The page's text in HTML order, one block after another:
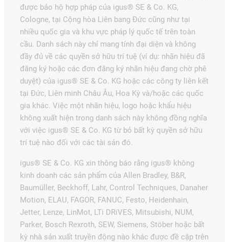
được bảo hộ hợp pháp của igus® SE & Co. KG,
Cologne, tại Cộng hòa Liên bang Đức cũng như tại
nhiều quốc gia và khu vực pháp lý quốc tế trên toàn
cầu. Danh sách này chỉ mang tính đại diện và không
đầy đủ về các quyền sở hữu trí tuệ (ví dụ: nhãn hiệu đã
đăng ký hoặc các đơn đăng ký nhãn hiệu đang chờ phê
duyệt) của igus® SE & Co. KG hoặc các công ty liên kết
tại Đức, Liên minh Châu Âu, Hoa Kỳ và/hoặc các quốc
gia khác. Việc một nhãn hiệu, logo hoặc khẩu hiệu
không xuất hiện trong danh sách này không đồng nghĩa
với việc igus® SE & Co. KG từ bỏ bất kỳ quyền sở hữu
trí tuệ nào đối với các tài sản đó.
igus® SE & Co. KG xin thông báo rằng igus® không
kinh doanh các sản phẩm của Allen Bradley, B&R,
Baumüller, Beckhoff, Lahr, Control Techniques, Danaher
Motion, ELAU, FAGOR, FANUC, Festo, Heidenhain,
Jetter, Lenze, LinMot, LTi DRiVES, Mitsubishi, NUM,
Parker, Bosch Rexroth, SEW, Siemens, Stöber hoặc bất
kỳ nhà sản xuất truyền động nào khác được đề cập trên